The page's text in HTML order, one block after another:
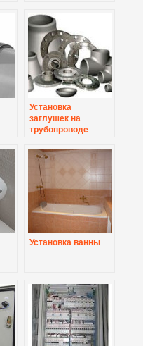
термостата
Установка
заглушек на
трубопроводе
Установка ванны